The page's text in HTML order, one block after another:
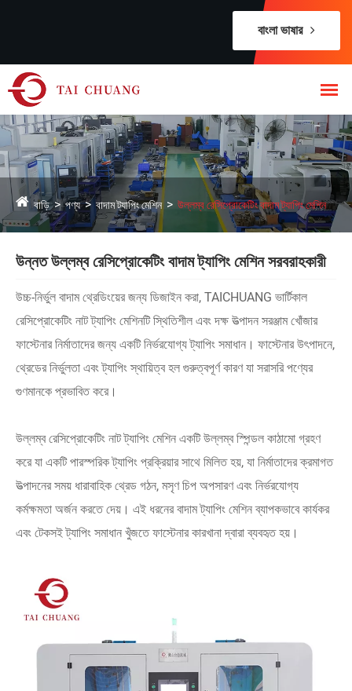
বাংলা ভাষার
বাড়ি পণ্য বাদাম ট্যাপিং মেশিন উল্লম্ব রেসিপ্রোকেটিং বাদাম ট্যাপিং মেশিন
উন্নত উল্লম্ব রেসিপ্রোকেটিং বাদাম ট্যাপিং মেশিন সরবরাহকারী
উচ্চ-নির্ভুল বাদাম থ্রেডিংয়ের জন্য ডিজাইন করা, TAICHUANG ভার্টিকাল
রেসিপ্রোকেটিং নাট ট্যাপিং মেশিনটি স্থিতিশীল এবং দক্ষ উত্পাদন সরঞ্জাম খোঁজার
ফাস্টেনার নির্মাতাদের জন্য একটি নির্ভরযোগ্য ট্যাপিং সমাধান। ফাস্টেনার উৎপাদনে,
থ্রেডের নির্ভুলতা এবং ট্যাপিং স্থায়িত্ব হল গুরুত্বপূর্ণ কারণ যা সরাসরি পণ্যের
গুণমানকে প্রভাবিত করে।
উল্লম্ব রেসিপ্রোকেটিং নাট ট্যাপিং মেশিন একটি উল্লম্ব স্পিন্ডল কাঠামো গ্রহণ
করে যা একটি পারস্পরিক ট্যাপিং প্রক্রিয়ার সাথে মিলিত হয়, যা নির্মাতাদের ক্রমাগত
উত্পাদনের সময় ধারাবাহিক থ্রেড গঠন, মসৃণ চিপ অপসারণ এবং নির্ভরযোগ্য
কর্মক্ষমতা অর্জন করতে দেয়। এই ধরনের বাদাম ট্যাপিং মেশিন ব্যাপকভাবে কার্যকর
এবং টেকসই ট্যাপিং সমাধান খুঁজতে ফাস্টেনার কারখানা দ্বারা ব্যবহৃত হয়।